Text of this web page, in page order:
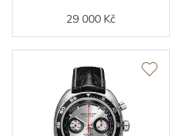
29 000 Kč